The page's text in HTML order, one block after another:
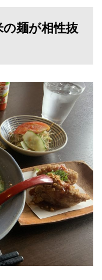
麺が相性抜